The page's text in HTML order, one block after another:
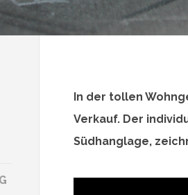
In der tollen
Verkauf. Der
Südhanglage,